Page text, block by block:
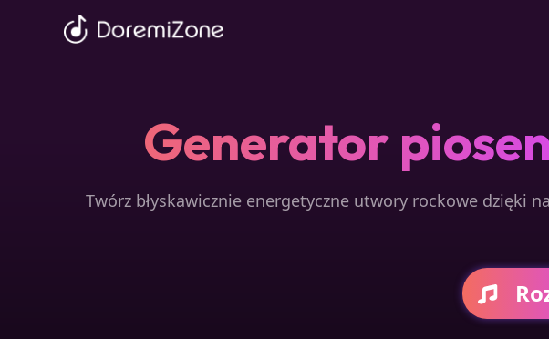
Generator
Twórz błyskawicznie energetyczne utwory rockowe